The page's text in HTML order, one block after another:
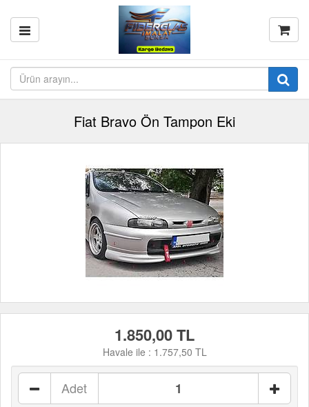
Fiat Bravo Ön Tampon Eki
1.850,00 TL
Havale ile : 1.757,50 TL
Adet